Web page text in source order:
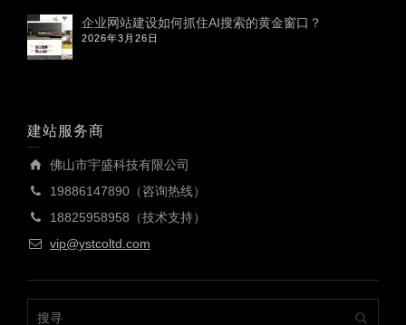
企业网站建设如何抓住AI搜索的黄金窗口？
2026年3月26日
建站服务商
佛山市宇盛科技有限公司
19886147890（咨询热线）
18825958958（技术支持）
vip@ystcoltd.com